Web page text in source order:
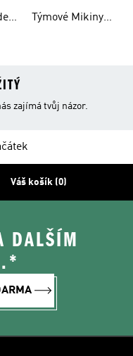
Týmové Mikiny
zajímá tvůj názor.
Váš košík (0)
DALŠÍM